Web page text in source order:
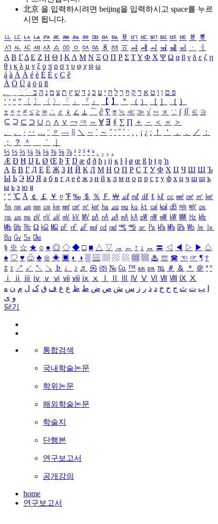
北京 을 입력하시려면 beijing을 입력하시고 space를 누르
시면 됩니다.
ㅥ ㅦ ㅧ ㅨ ㅩ ㅪ ㅫ ㅬ ㅭ ㅮ ㅯ ㅰ ㅱ ㅲ ㅳ ㅴ ㅵ ㅶ ㅷ ㅸ
ㅹ
ㅺ ㅻ ㅼ ㅽ ㅾ ㅿ ㆀ ㆁ ㆂ ㆃ ㆄ ㆅ ㆆ ㆇ ㆈ ㆉ ㆊ ㆋ ㆌ ㆍ
ㆎ
Α Β ΓΔ Ε Ζ Η Θ Ι ΚΛ Μ Ν Ξ Ο Π Ρ Σ ΤΥ Φ Χ Ψ Ω α β γ δ ε ζ η
θ ι κ λ μ ν ξ ο π ρ σ τ υ φ χ ψ ω
á à Á À é è É È ç Ç ê
Ä Ö Ü ä ö ü ß
ִֶֹ ֻּ ׁׂ פ ם ן ו ט א ר ק ף ך ל ח י ע כ ג ד ש ץ ת צ מ נ ה ב
‘ ’ “ ” 〔 〕 〈 〉 「 」 『 』 【 】 ＂ （ ） ［ ］ ｛ ｝
± × ÷ ≠ ≤ ≥ ∞ ∴ ♂ ♀ ∠ ⊥ ⌒ ∂ ∇ ≡ ≒ ≪ ≫ √ ∽ ∝ ∵ ∫ ∬ ∈ ∋
⊆ ⊇ ⊂ ⊃ ∪ ∩ ∧ ∨ ￢ ⇒ ⇔ ∀ ∃ ∮ ∑ ∏ ＋ － ＜ ＝
＞
、
。 · ‥ … ¨ 〃 ― ＼ ∼ ´ ～ ˇ ˘ ˝ ˚ ˙ ¸ ¡ ¿ ː ！ ＇ ， ． ／
：
；
？ ＾ ｀
½ ⅓ ⅔ ¼ ¾ ⅛ ⅜ ⅝ ⅞ ¹ ² ³ ⁴ ⁿ ₁ ₂ ₃ ₄
Æ Ð Ħ Ĳ Ł Ø Œ Þ Ŧ Ŋ æ đ ð ħ ı ĳ ĸ ŀ ł ø œ ß þ ŧ ŋ ŉ
А Б В Г Д Е Ё Ж З И Й К Л М Н О П Р С Т У Ф Х Ц Ч Ш Щ Ъ
Ы Ь Э Ю Я а б в г д е ё ж з и й к л м н о п р с т у ф х ц ч ш щ ъ
ы ь э ю я
′ ″ ℃ Å ￠ ￡ ￥ ¤ ℉ ‰ ＄ ％ Ｆ ￦ ㎕ ㎖ ㎗ ℓ ㎘ ㏄ ㎣ ㎤ ㎥ ㎦
㎙ ㎚ ㎛ ㎜ ㎝ ㎞ ㎟ ㎠ ㎡ ㎢ ㏊ ㎍ ㎎ ㎏ ㏏ ㎈ ㎉ ㏈ ㎧ ㎨ ㎰
㎱ ㎲ ㎳ ㎴ ㎵ ㎶ ㎷ ㎸ ㎹ ㎀ ㎁ ㎂ ㎃ ㎄ ㎺ ㎻ ㎽ ㎾ ㎿ ㎐ ㎑
㎒ ㎓ ㎔ Ω ㏀ ㏁ ㎊ ㎋ ㎌ ㏖ ㏅ ㎭ ㎮ ㎯ ㏛ ㎩ ㎪ ㎫ ㎬ ㏝ ㏐
㏓
㏃ ㏉ ㏜ ㏆
§ ※ ☆ ★ ○ ● ◎ ◇ ◆ □ ■ △ ▽ → ← ↑ ↓ ↔ 〓 ◁ ◀ ▷ ▶ ♤
♠ ♡ ♥ ♧ ♣ ⊙ ◈ ▣ ◐ ◑ ▒ ▤ ▨ ▧ ▦ ▩ ♨ ☏ ☎ ☜ ☞ ¶ †
‡ ↕ ↗ ↙ ↖ ↘ ♭ ♩ ♪ ♬ ㉿ ㈜ № ㏇ ™ ㏂ ㏘ ℡ ＃ ＆ ＊ ＠ ª º
ⅰ
ⅱ ⅲ ⅳ ⅴ ⅵ ⅶ ⅷ ⅸ ⅹ Ⅳ Ⅴ Ⅵ Ⅶ Ⅷ Ⅸ Ⅹ
ب ت ث ج ح خ د ذ ر ز س ش ص ض ط ظ ع غ ف ق ک ل م ن ه
و ی
닫기
통합검색
국내학술논문
학위논문
해외학술논문
학술지
단행본
연구보고서
공개강의
home
연구보고서